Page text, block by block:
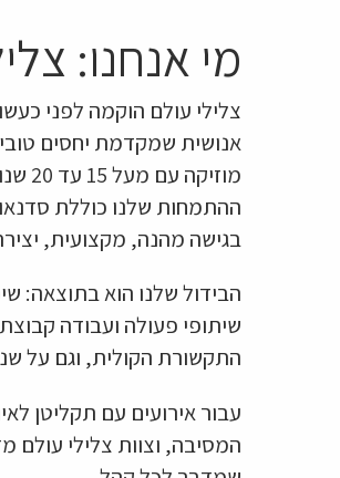
מי אנחנו:
צלילי עולם הוקמה לפני
אנושית שמקדמת יחסים
ההתמחות שלנו כוללת
בגישה מהנה, מקצועית,
הבידול שלנו הוא בתוצאה:
שיתופי פעולה ועבודה
התקשורת הקולית, וגם על
המסיבה, וצוות צלילי עולם